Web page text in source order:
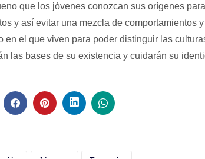
que los jóvenes conozcan sus orígenes
y así evitar una mezcla de comportamientos
en el que viven para poder distinguir las
las bases de su existencia y cuidarán su